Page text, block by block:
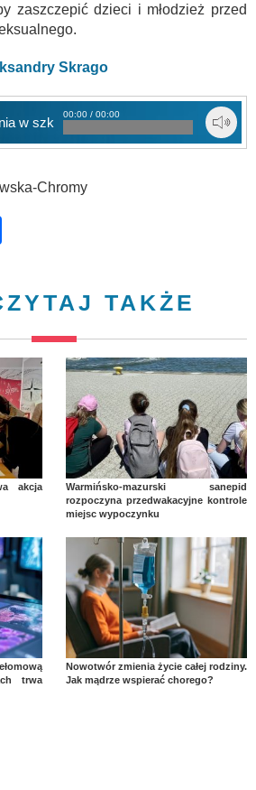
zaszczepić dzieci i młodzież przed
Skrago
w szkołach
00:00 / 00:00
Chromy
TAKŻE
akcja
Warmińsko-mazurski sanepid
rozpoczyna przedwakacyjne kontrole
miejsc wypoczynku
trwa
Nowotwór zmienia życie całej rodziny.
Jak mądrze wspierać chorego?